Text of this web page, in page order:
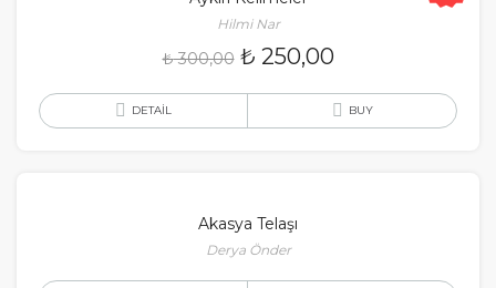
Hilmi Nar
₺300,00 ₺ 250,00
DETAIL BUY
Akasya Telaşı
Derya Önder